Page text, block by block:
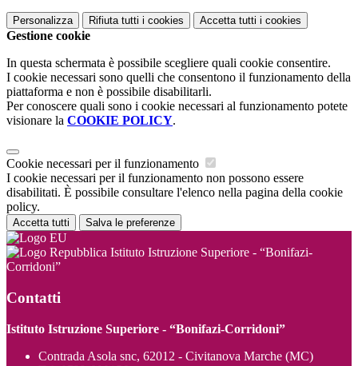
Personalizza Rifiuta tutti i cookies Accetta tutti i cookies
Gestione cookie
In questa schermata è possibile scegliere quali cookie consentire.
I cookie necessari sono quelli che consentono il funzionamento della
piattaforma e non è possibile disabilitarli.
Per conoscere quali sono i cookie necessari al funzionamento potete
visionare la COOKIE POLICY.
Cookie necessari per il funzionamento
I cookie necessari per il funzionamento non possono essere
disabilitati. È possibile consultare l'elenco nella pagina della cookie
policy.
Accetta tutti Salva le preferenze
Istituto Istruzione Superiore - “Bonifazi-
Corridoni”
Contatti
Istituto Istruzione Superiore - “Bonifazi-Corridoni”
Contrada Asola snc, 62012 - Civitanova Marche (MC)